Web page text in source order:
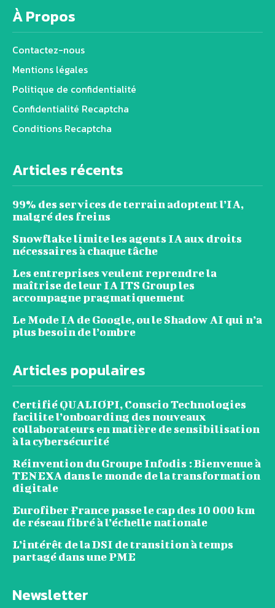
À Propos
Contactez-nous
Mentions légales
Politique de confidentialité
Confidentialité Recaptcha
Conditions Recaptcha
Articles récents
99% des services de terrain adoptent l’IA,
malgré des freins
Snowflake limite les agents IA aux droits
nécessaires à chaque tâche
Les entreprises veulent reprendre la
maîtrise de leur IA ITS Group les
accompagne pragmatiquement
Le Mode IA de Google, ou le Shadow AI qui n’a
plus besoin de l’ombre
Articles populaires
Certifié QUALIOPI, Conscio Technologies
facilite l’onboarding des nouveaux
collaborateurs en matière de sensibilisation
à la cybersécurité
Réinvention du Groupe Infodis : Bienvenue à
TENEXA dans le monde de la transformation
digitale
Eurofiber France passe le cap des 10 000 km
de réseau fibré à l’échelle nationale
L’intérêt de la DSI de transition à temps
partagé dans une PME
Newsletter